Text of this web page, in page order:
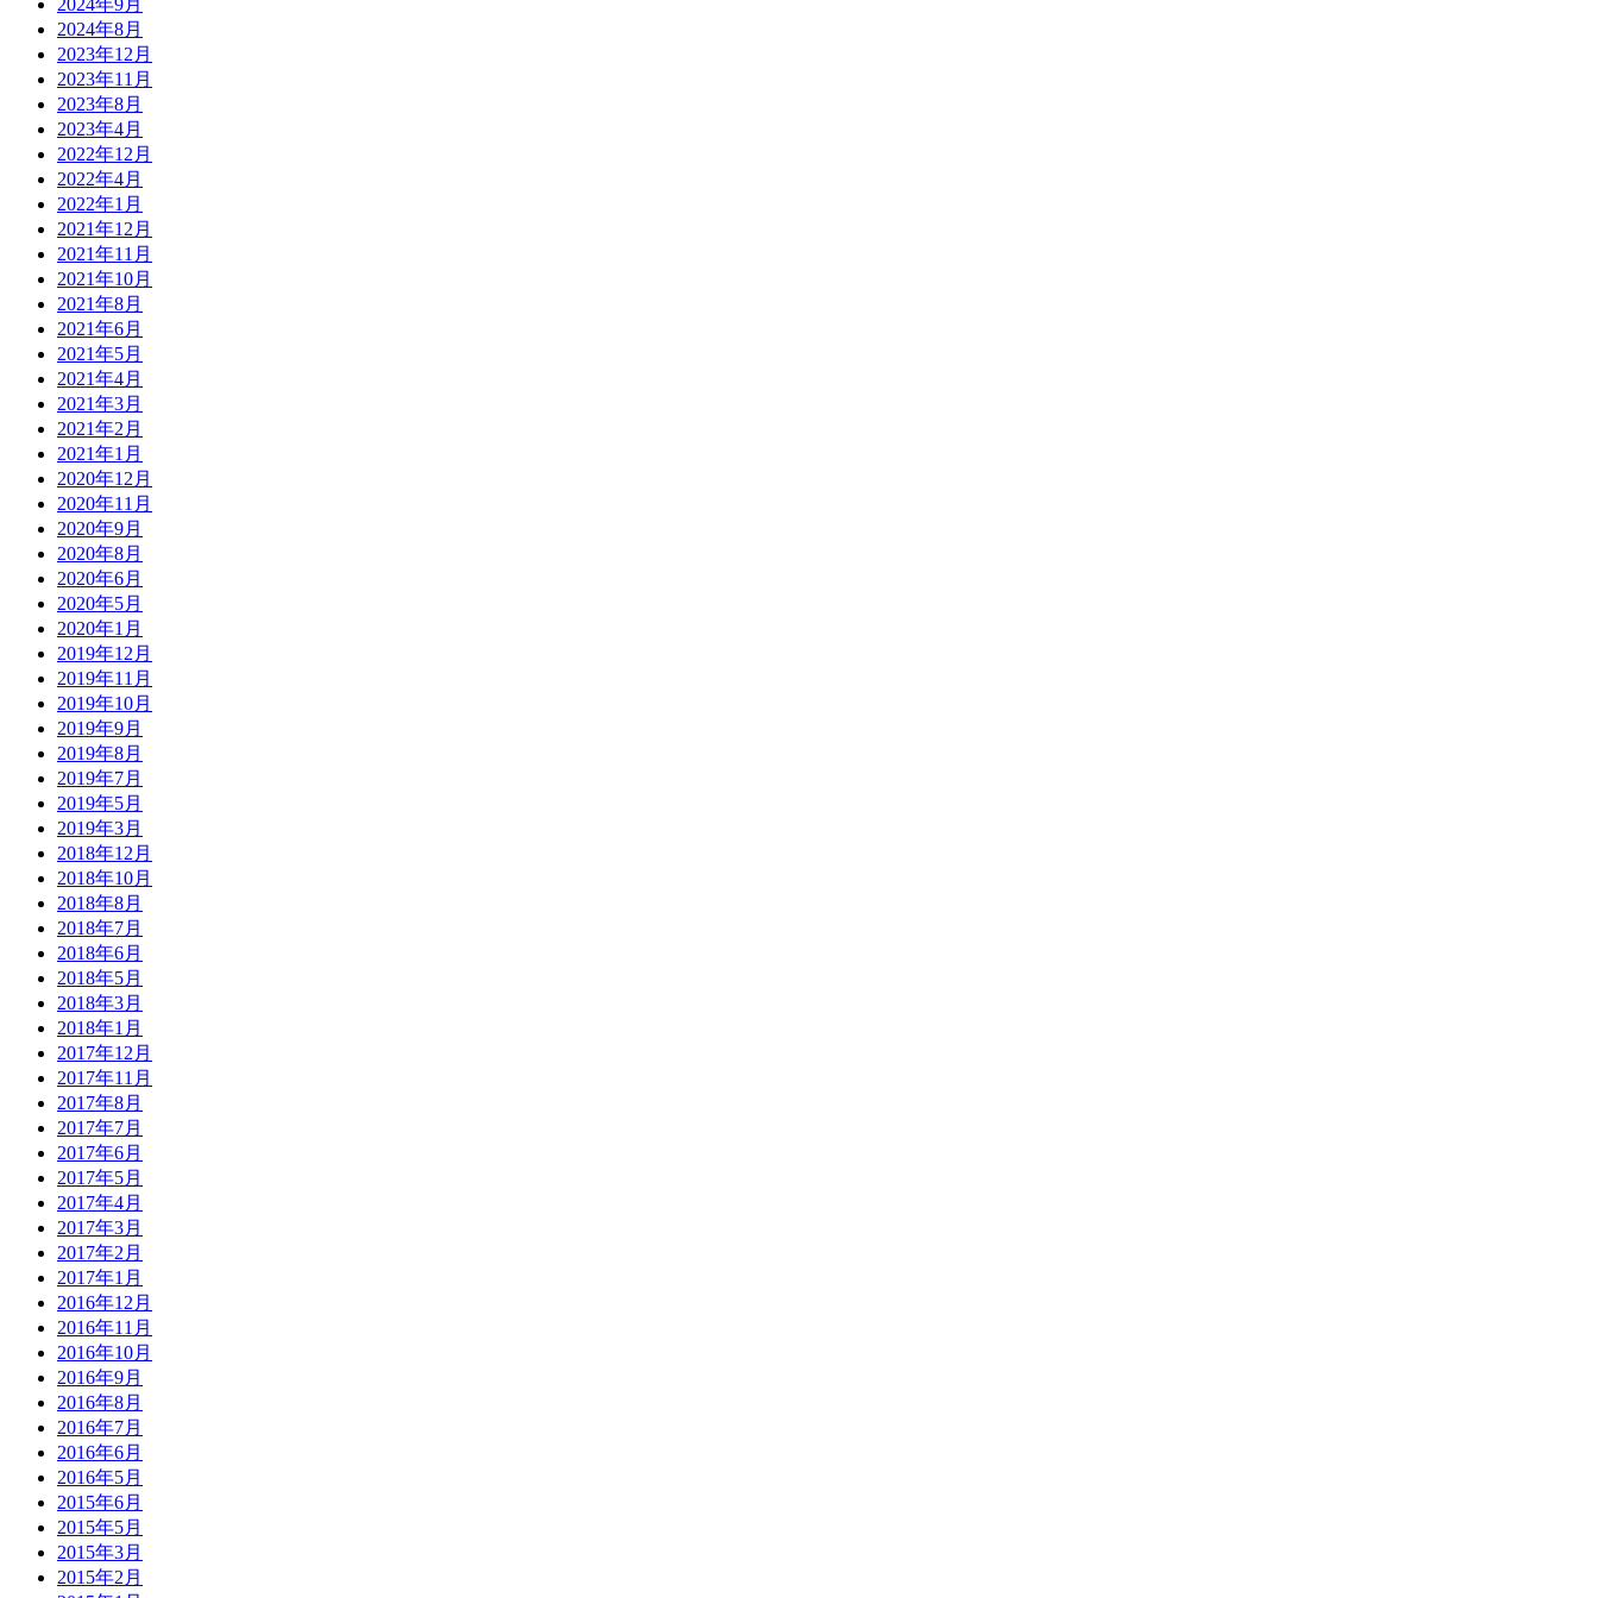
2024年8月
2023年12月
2023年11月
2023年8月
2023年4月
2022年12月
2022年4月
2022年1月
2021年12月
2021年11月
2021年10月
2021年8月
2021年6月
2021年5月
2021年4月
2021年3月
2021年2月
2021年1月
2020年12月
2020年11月
2020年9月
2020年8月
2020年6月
2020年5月
2020年1月
2019年12月
2019年11月
2019年10月
2019年9月
2019年8月
2019年7月
2019年5月
2019年3月
2018年12月
2018年10月
2018年8月
2018年7月
2018年6月
2018年5月
2018年3月
2018年1月
2017年12月
2017年11月
2017年8月
2017年7月
2017年6月
2017年5月
2017年4月
2017年3月
2017年2月
2017年1月
2016年12月
2016年11月
2016年10月
2016年9月
2016年8月
2016年7月
2016年6月
2016年5月
2015年6月
2015年5月
2015年3月
2015年2月